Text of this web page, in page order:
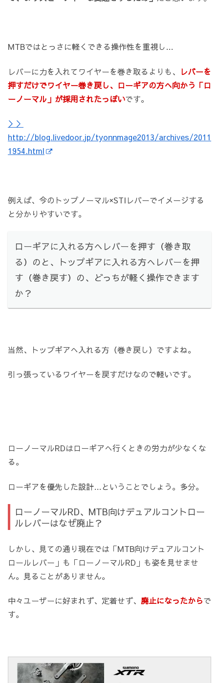
MTBではとっさに軽くできる操作性を重視し…
レバーに力を入れてワイヤーを巻き取るよりも、
レバーを
押すだけでワイヤー巻き戻し、ローギアの方へ向かう「ロ
ーノーマル」が採用されたっぽいです。
＞＞
http://blog.livedoor.jp/tyonnmage2013/archives/2011
1954.html
例えば、今のトップノーマル×STIレバーでイメージする
と分かりやすいです。
ローギアに入れる方へレバーを押す（巻き取
る）のと、トップギアに入れる方へレバーを押
す（巻き戻す）の、どっちが軽く操作できます
か？
当然、トップギアへ入れる方（巻き戻し）ですよね。
引っ張っているワイヤーを戻すだけなので軽いです。
ローノーマルRDはローギアへ行くときの労力が少なくな
る。
ローギアを優先した設計…ということでしょう。多分。
ローノーマルRD、MTB向けデュアルコントロー
ルレバーはなぜ廃止？
しかし、見ての通り現在では「MTB向けデュアルコント
ロールレバー」も「ローノーマルRD」も姿を見せませ
ん。見ることがありません。
中々ユーザーに好まれず、定着せず、 廃止になったからで
す。